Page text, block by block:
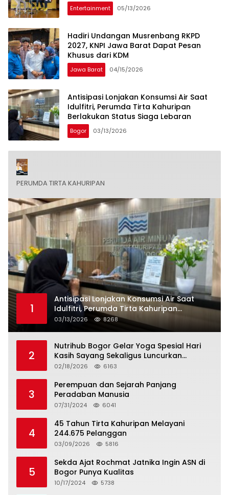
Entertainment 05/13/2026
Hadiri Undangan Musrenbang RKPD
2027, KNPI Jawa Barat Dapat Pesan
Khusus dari KDM
Jawa Barat 04/15/2026
Antisipasi Lonjakan Konsumsi Air Saat
Idulfitri, Perumda Tirta Kahuripan
Berlakukan Status Siaga Lebaran
Bogor 03/13/2026
PERUMDA TIRTA KAHURIPAN
1
Antisipasi Lonjakan Konsumsi Air Saat
Idulfitri, Perumda Tirta Kahuripan
Berlakukan Status Siaga Lebaran
03/13/2026 8268
2
Nutrihub Bogor Gelar Yoga Spesial Hari
Kasih Sayang Sekaligus Luncurkan
Tropicana Slim Beras Porang Golden Ube
02/18/2026 6163
3
Perempuan dan Sejarah Panjang
Peradaban Manusia
07/31/2024 6041
4
45 Tahun Tirta Kahuripan Melayani
244.675 Pelanggan
03/09/2026 5816
5
Sekda Ajat Rochmat Jatnika Ingin ASN di
Bogor Punya Kualitas
10/17/2024 5738